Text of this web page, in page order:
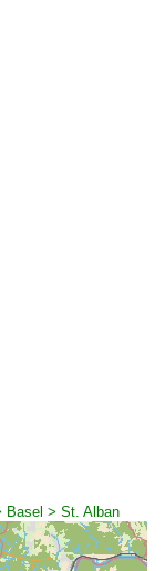
Basel > St. Alban